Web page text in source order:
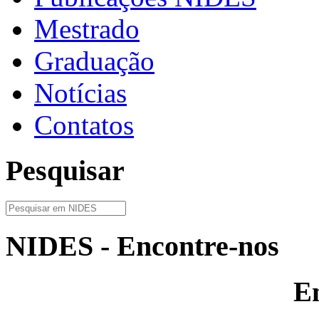
Mestrado
Graduação
Notícias
Contatos
Pesquisar
NIDES - Encontre-nos